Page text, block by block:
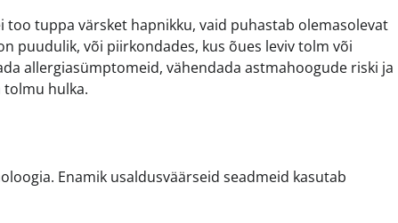
tuppa värsket hapnikku, vaid puhastab olemasolevat
puudulik, või piirkondades, kus õues leviv tolm või
allergiasümptomeid, vähendada astmahoogude riski ja
tolmu hulka.
Enamik usaldusväärseid seadmeid kasutab